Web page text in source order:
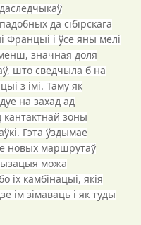
да сібірскага
Францыі і ўсе яны мелі
значная доля
што сведчыла б на
з імі. Таму як
на захад ад
кантактнай зоны
Гэта ўздымае
новых маршрутаў
можа
іх камбінацыі, якія
ім зімаваць і як туды